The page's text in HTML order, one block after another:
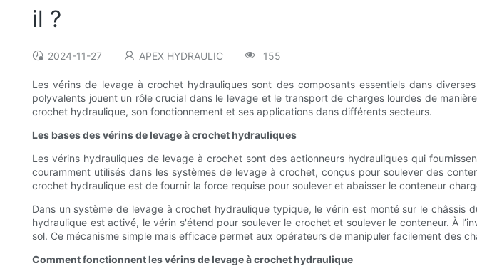
il ?
2024-11-27 APEX HYDRAULIC 155
Les vérins de levage à crochet hydrauliques sont des composants essentiels dans
polyvalents jouent un rôle crucial dans le levage et le transport de charges lourdes de
crochet hydraulique, son fonctionnement et ses applications dans différents secteurs.
Les bases des vérins de levage à crochet hydrauliques
Les vérins hydrauliques de levage à crochet sont des actionneurs hydrauliques qui
couramment utilisés dans les systèmes de levage à crochet, conçus pour soulever des
crochet hydraulique est de fournir la force requise pour soulever et abaisser le conteneur
Dans un système de levage à crochet hydraulique typique, le vérin est monté sur le
hydraulique est activé, le vérin s'étend pour soulever le crochet et soulever le conteneur. À
sol. Ce mécanisme simple mais efficace permet aux opérateurs de manipuler facilement des
Comment fonctionnent les vérins de levage à crochet hydraulique